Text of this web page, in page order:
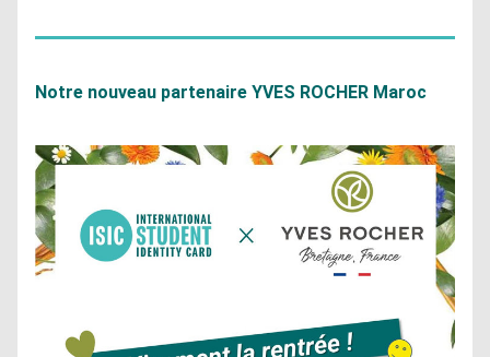
Notre nouveau partenaire YVES ROCHER Maroc